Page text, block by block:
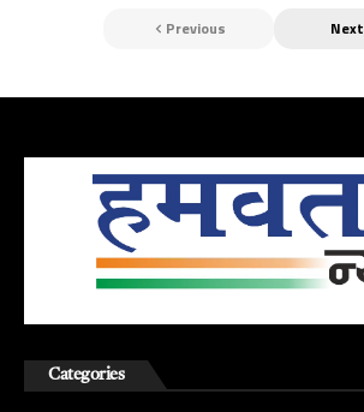
Previous Next
Categories